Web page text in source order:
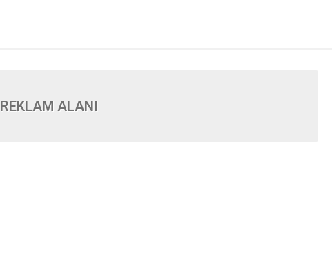
REKLAM ALANI